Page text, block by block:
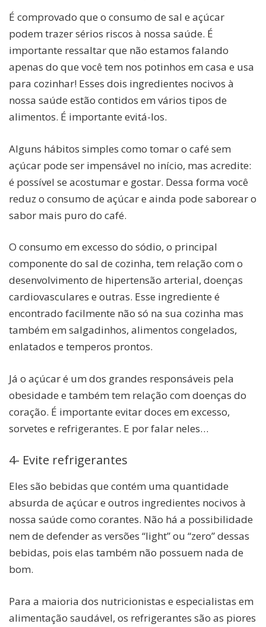
É comprovado que o consumo de sal e açúcar
podem trazer sérios riscos à nossa saúde. É
importante ressaltar que não estamos falando
apenas do que você tem nos potinhos em casa e usa
para cozinhar! Esses dois ingredientes nocivos à
nossa saúde estão contidos em vários tipos de
alimentos. É importante evitá-los.
Alguns hábitos simples como tomar o café sem
açúcar pode ser impensável no início, mas acredite:
é possível se acostumar e gostar. Dessa forma você
reduz o consumo de açúcar e ainda pode saborear o
sabor mais puro do café.
O consumo em excesso do sódio, o principal
componente do sal de cozinha, tem relação com o
desenvolvimento de hipertensão arterial, doenças
cardiovasculares e outras. Esse ingrediente é
encontrado facilmente não só na sua cozinha mas
também em salgadinhos, alimentos congelados,
enlatados e temperos prontos.
Já o açúcar é um dos grandes responsáveis pela
obesidade e também tem relação com doenças do
coração. É importante evitar doces em excesso,
sorvetes e refrigerantes. E por falar neles…
4- Evite refrigerantes
Eles são bebidas que contém uma quantidade
absurda de açúcar e outros ingredientes nocivos à
nossa saúde como corantes. Não há a possibilidade
nem de defender as versões “light” ou “zero” dessas
bebidas, pois elas também não possuem nada de
bom.
Para a maioria dos nutricionistas e especialistas em
alimentação saudável, os refrigerantes são as piores